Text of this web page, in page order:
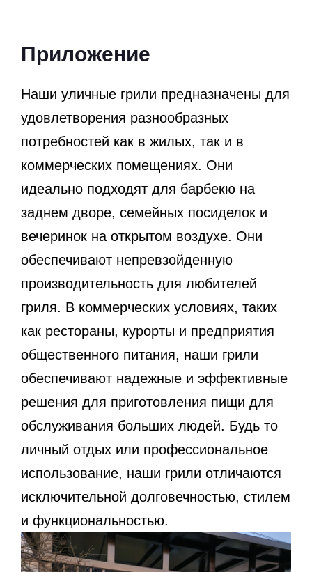
Приложение
Наши уличные грили предназначены для
удовлетворения разнообразных
потребностей как в жилых, так и в
коммерческих помещениях. Они
идеально подходят для барбекю на
заднем дворе, семейных посиделок и
вечеринок на открытом воздухе. Они
обеспечивают непревзойденную
производительность для любителей
гриля. В коммерческих условиях, таких
как рестораны, курорты и предприятия
общественного питания, наши грили
обеспечивают надежные и эффективные
решения для приготовления пищи для
обслуживания больших людей. Будь то
личный отдых или профессиональное
использование, наши грили отличаются
исключительной долговечностью, стилем
и функциональностью.